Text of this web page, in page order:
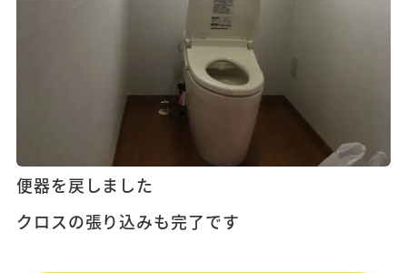
便器を戻しました
クロスの張り込みも完了です